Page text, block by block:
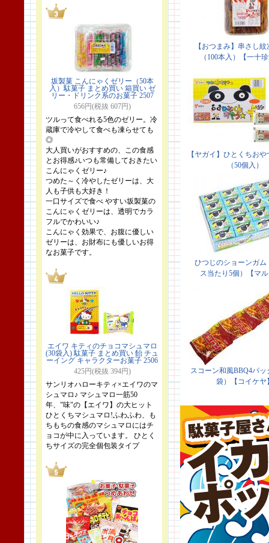
坂製菓 こんにゃくゼリー（50本
入）駄菓子 まとめ買い 箱買い ゼ
リー・ドリンク系のお菓子 2507
656円(税抜 607円)
ツルって食べれる5色のゼリー。冷
蔵庫で冷やして食べも凍らせても
◎
大人買いがおすすめの、この食感
とお得感♪いつも常備しておきたい
こんにゃくゼリー♪
つめた～く冷やしたゼリーは、大
人も子供も大好き！
一口サイズで食べ やすい坂製菓の
こんにゃくゼリーは、透明でカラ
フルでかわいい♪
こんにゃく効果で、お腹に優しい
ゼリーは、お財布にも優しいお得
なお菓子です。
エイワ キティのチョコマシュマロ
(30袋入) 駄菓子 まとめ買い 飴 チュ
ーイング キャラクターお菓子 2506
425円(税抜 394円)
サンリオハローキティ×エイワのマ
シュマロ♪ マシュマロ一筋50
年、"味"の【エイワ】の大ヒット
ひとくちマシュマロ!ふわふわ、も
ちもちの食感のマシュマロにはチ
ョコが中に入っています。 ひとく
ちサイズの完全個包装タイプ